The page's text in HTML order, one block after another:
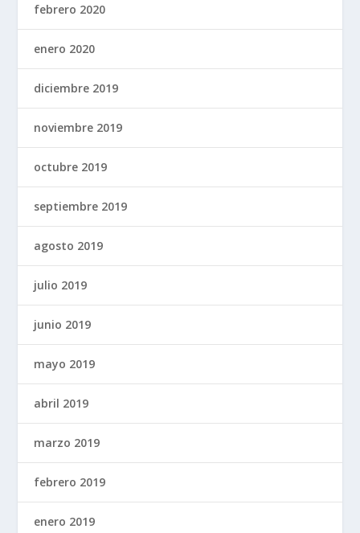
febrero 2020
enero 2020
diciembre 2019
noviembre 2019
octubre 2019
septiembre 2019
agosto 2019
julio 2019
junio 2019
mayo 2019
abril 2019
marzo 2019
febrero 2019
enero 2019